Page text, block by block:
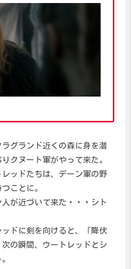
グランド近くの森に身を潜
クヌート軍がやって来た。
ッドたちは、デーン軍の野
ことに。
が近づいて来た・・・シト
ドに剣を向けると、「降伏
の瞬間、ウートレッドとシ